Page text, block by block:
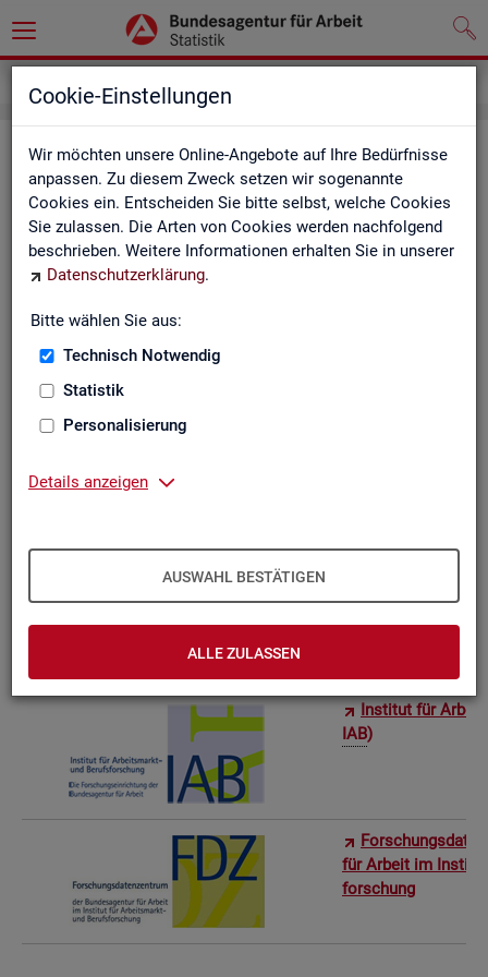
Cookie-Einstellungen
Wir möchten unsere Online-Angebote auf Ihre Bedürfnisse
anpassen. Zu diesem Zweck setzen wir sogenannte
Cookies ein. Entscheiden Sie bitte selbst, welche Cookies
Sie zulassen. Die Arten von Cookies werden nachfolgend
beschrieben. Weitere Informationen erhalten Sie in unserer
Datenschutzerklärung.
Bitte wählen Sie aus:
Technisch Notwendig
Statistik
Personalisierung
Details anzeigen
AUSWAHL BESTÄTIGEN
ALLE ZULASSEN
Wei­te­re Sta­tis­tik­an­ge­bo­te
Hier er­hal­ten Sie eine Aus­wahl wei­te­rer Sta­tis­tik­an­ge­bo­te an­
de­rer In­sti­tu­tio­nen:
In­sti­tut für
IAB)
für Ar­beit im
for­schung